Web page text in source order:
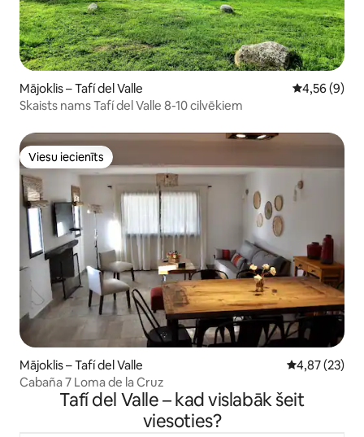
Mājoklis – Tafí del Valle Vidējais
4,56 (9)
Skaists nams Tafí del Valle 8-10 cilvēkiem
Viesu iecienīts
Viesu iecienīts
Mājoklis – Tafí del Valle Vidējais
4,87 (23)
Cabaña 7 Loma de la Cruz
Tafí del Valle – kad vislabāk šeit
viesoties?